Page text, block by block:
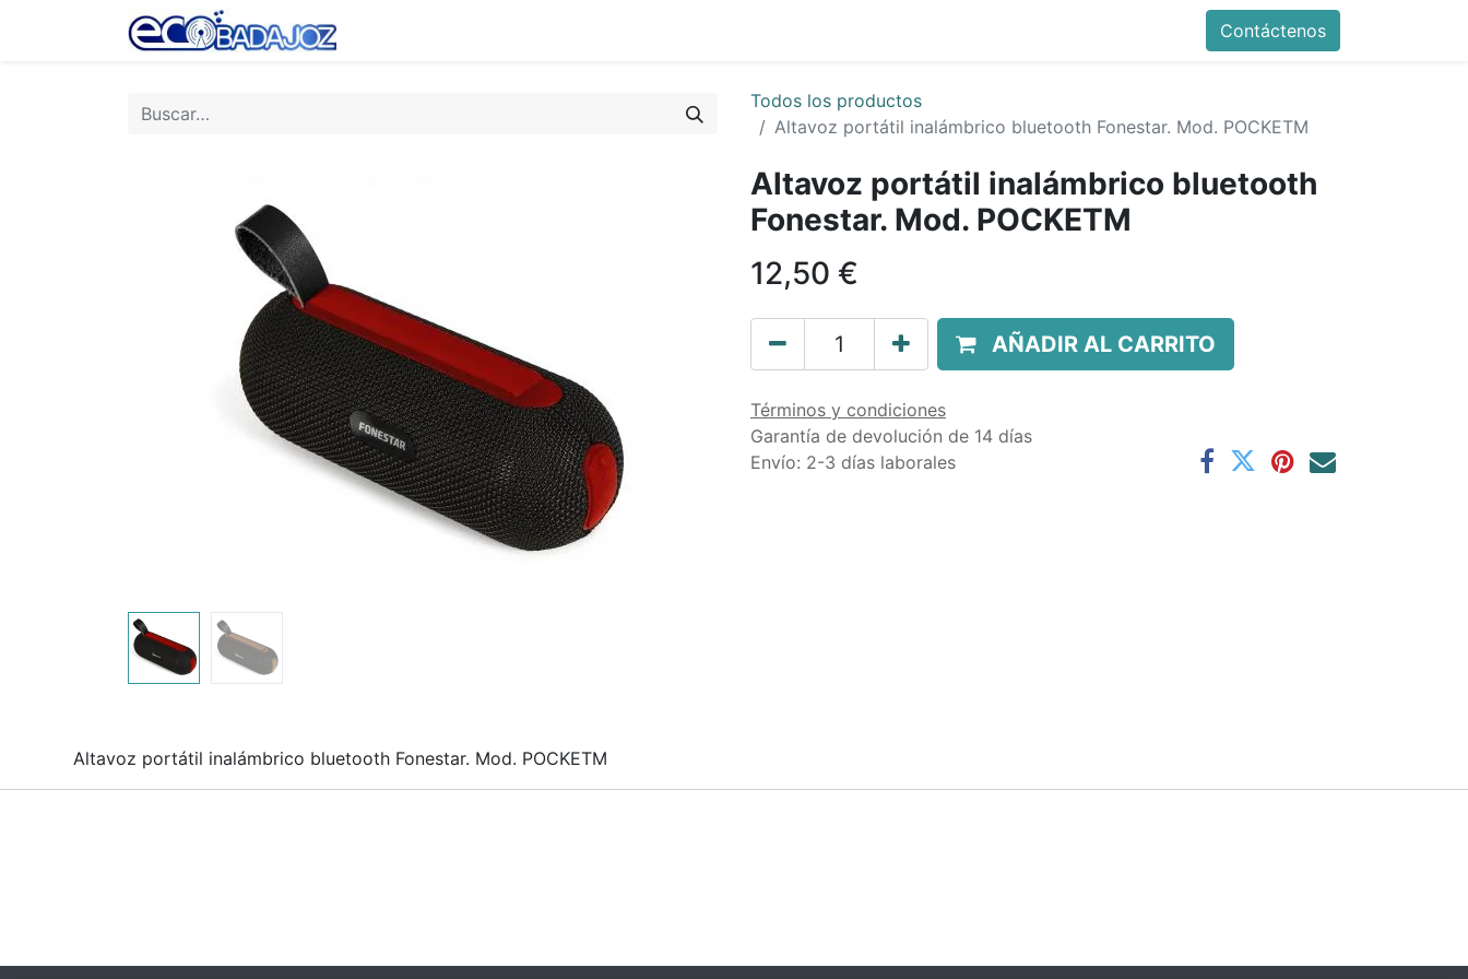
Contáctenos
Todos los productos
Altavoz portátil inalámbrico bluetooth Fonestar. Mod. POCKETM
Altavoz portátil inalámbrico bluetooth
Fonestar. Mod. POCKETM
12,50 €
AÑADIR AL CARRITO
Términos y condiciones
Garantía de devolución de 14 días
Envío: 2-3 días laborales
Altavoz portátil inalámbrico bluetooth Fonestar. Mod. POCKETM